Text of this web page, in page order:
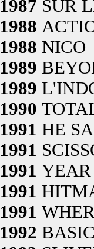
1987 SUR
1988
1988 NICO
1989
1989
1990
1991 HE
1991
1991 YEAR
1991
1991
1992